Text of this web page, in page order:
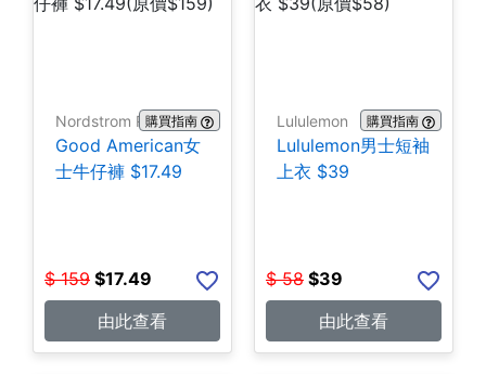
Nordstrom Rack購買指南
Good American女
士牛仔褲 $17.49
$ 159 $17.49
由此查看
Lululemon 購買指南
Lululemon男士短袖
上衣 $39
$ 58 $39
由此查看